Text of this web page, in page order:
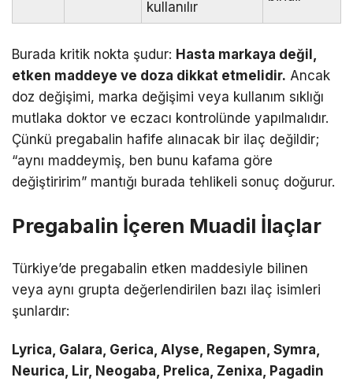
kullanılır
Burada kritik nokta şudur: Hasta markaya değil,
etken maddeye ve doza dikkat etmelidir. Ancak
doz değişimi, marka değişimi veya kullanım sıklığı
mutlaka doktor ve eczacı kontrolünde yapılmalıdır.
Çünkü pregabalin hafife alınacak bir ilaç değildir;
“aynı maddeymiş, ben bunu kafama göre
değiştiririm” mantığı burada tehlikeli sonuç doğurur.
Pregabalin İçeren Muadil İlaçlar
Türkiye’de pregabalin etken maddesiyle bilinen
veya aynı grupta değerlendirilen bazı ilaç isimleri
şunlardır:
Lyrica, Galara, Gerica, Alyse, Regapen, Symra,
Neurica, Lir, Neogaba, Prelica, Zenixa, Pagadin